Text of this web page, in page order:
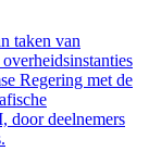
taken van
Regering met de
door deelnemers